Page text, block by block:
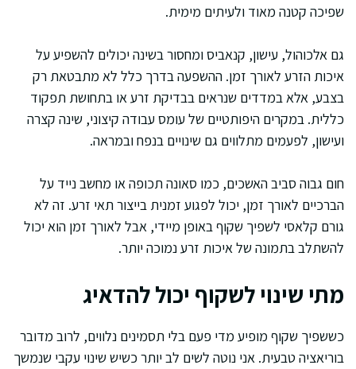
שפיכה קטנה מאוד ולעיתים מימית.
גם אלכוהול, עישון, קנאביס ומחסור בשינה יכולים להשפיע על
איכות הזרע לאורך זמן. ההשפעה בדרך כלל לא מתבטאת רק
בצבע, אלא במדדים שנראים בבדיקת זרע או בתחושת תפקוד
כללית. במקרים היפותטיים של עומס עבודה קיצוני, שינה קצרה
ועישון, לפעמים מתלווים גם שינויים בנפח ובמראה.
חום גבוה סביב האשכים, כמו סאונה תכופה או מחשב נייד על
הברכיים לאורך זמן, יכול לפגוע זמנית בייצור תאי זרע. זה לא
גורם קלאסי לשפיך שקוף באופן מיידי, אבל לאורך זמן הוא יכול
להשתלב בתמונה של איכות זרע נמוכה יותר.
מתי שינוי לשקוף יכול להדאיג
כששפיך שקוף מופיע מדי פעם בלי תסמינים נלווים, לרוב מדובר
בוריאציה טבעית. אני נוטה לשים לב יותר כשיש שינוי עקבי שנמשך